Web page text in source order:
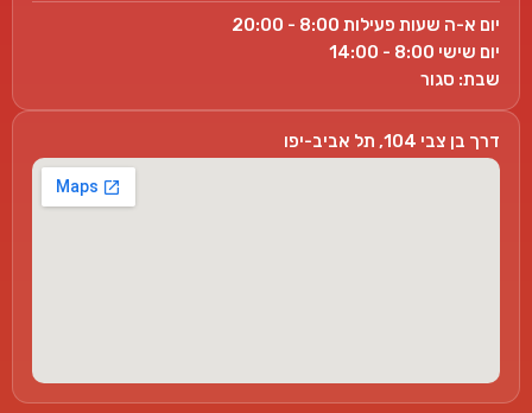
יום א-ה שעות פעילות 8:00 - 20:00
יום שישי 8:00 - 14:00
שבת: סגור
דרך בן צבי 104, תל אביב-יפו